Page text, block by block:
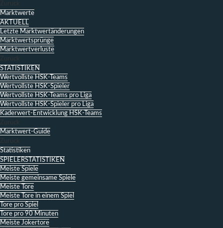
Zurück
Marktwerte
AKTUELL
Letzte Marktwertänderungen
Marktwertsprünge
Marktwertverluste
Zurück
STATISTIKEN
Wertvollste HSK-Teams
Wertvollste HSK-Spieler
Wertvollste HSK-Teams pro Liga
Wertvollste HSK-Spieler pro Liga
Kaderwert-Entwicklung HSK-Teams
Zurück
Marktwert-Guide
Zurück
Statistiken
SPIELERSTATISTIKEN
Meiste Spiele
Meiste gemeinsame Spiele
Meiste Tore
Meiste Tore in einem Spiel
Tore pro Spiel
Tore pro 90 Minuten
Meiste Jokertore